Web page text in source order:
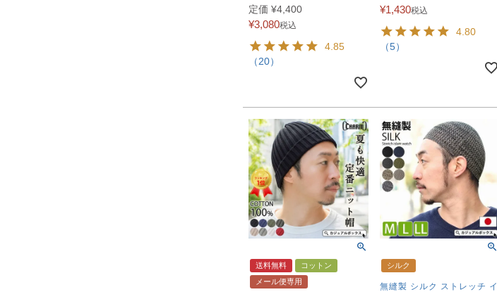
定価 ¥4,400
¥3,080税込
4.85
（20）
¥1,430税込
4.80
（5）
送料無料
コットン
メール便専用
シルク
無縫製 シルク ストレッチ イ